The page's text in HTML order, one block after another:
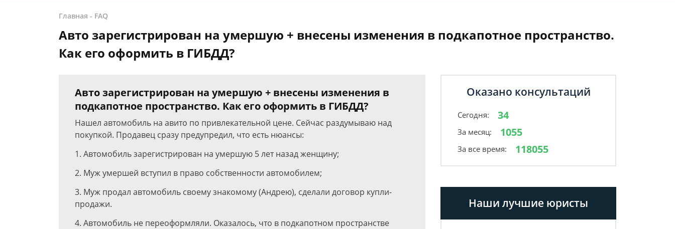
Главная - FAQ
Авто зарегистрирован на умершую + внесены изменения в подкапотное пространство.
Как его оформить в ГИБДД?
Авто зарегистрирован на умершую + внесены изменения в
подкапотное пространство. Как его оформить в ГИБДД?
Нашел автомобиль на авито по привлекательной цене. Сейчас раздумываю над
покупкой. Продавец сразу предупредил, что есть нюансы:
1. Автомобиль зарегистрирован на умершую 5 лет назад женщину;
2. Муж умершей вступил в право собственности автомобилем;
3. Муж продал автомобиль своему знакомому (Андрею), сделали договор купли-
продажи.
4. Автомобиль не переоформляли. Оказалось, что в подкапотном пространстве
Оказано консультаций
Сегодня: 34
За месяц: 1055
За все время: 118055
Наши лучшие юристы